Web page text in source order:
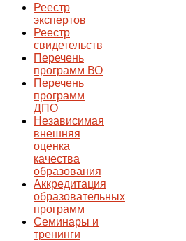
Реестр
экспертов
Реестр
свидетельств
Перечень
программ ВО
Перечень
программ
ДПО
Независимая
внешняя
оценка
качества
образования
Аккредитация
образовательных
программ
Семинары и
тренинги